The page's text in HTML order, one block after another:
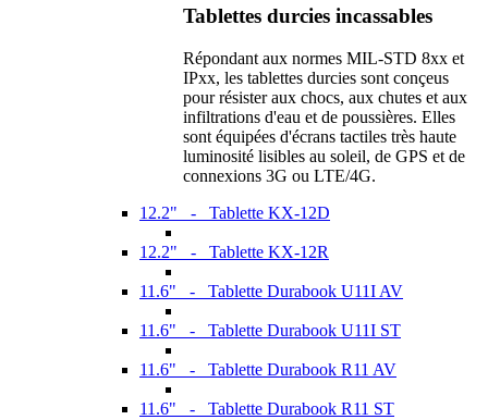
Tablettes durcies incassables
Répondant aux normes MIL-STD 8xx et
IPxx, les tablettes durcies sont conçeus
pour résister aux chocs, aux chutes et aux
infiltrations d'eau et de poussières. Elles
sont équipées d'écrans tactiles très haute
luminosité lisibles au soleil, de GPS et de
connexions 3G ou LTE/4G.
12.2" - Tablette KX-12D
12.2" - Tablette KX-12R
11.6" - Tablette Durabook U11I AV
11.6" - Tablette Durabook U11I ST
11.6" - Tablette Durabook R11 AV
11.6" - Tablette Durabook R11 ST